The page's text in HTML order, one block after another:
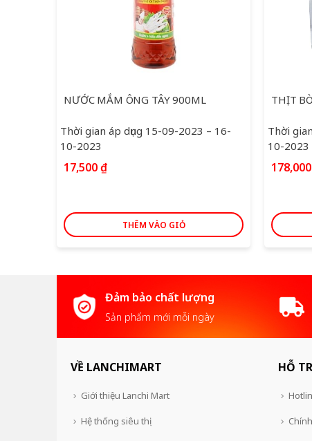
NƯỚC MẮM ÔNG TÂY 900ML
Thời gian áp dụng 15-09-2023 – 16-
10-2023
17,500₫
THÊM VÀO GIỎ
THỊT
Thời
10-2023
178,000
Đảm bảo chất lượng
Sản phẩm mới mỗi ngày
VỀ LANCHIMART
Giới thiệu Lanchi Mart
Hệ thống siêu thị
HỖ